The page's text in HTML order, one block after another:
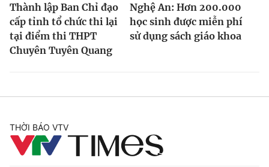
Thành lập Ban Chỉ đạo
cấp tỉnh tổ chức thi lại
tại điểm thi THPT
Chuyên Tuyên Quang
Nghệ An: Hơn 200.000
học sinh được miễn phí
sử dụng sách giáo khoa
THỜI BÁO VTV